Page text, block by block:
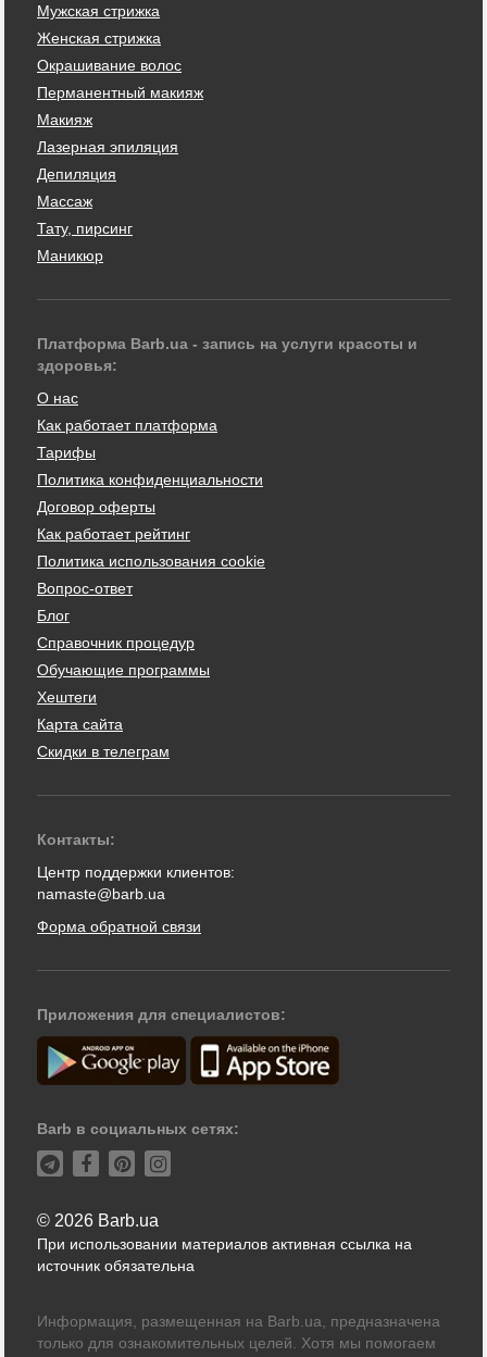
Мужская стрижка
Женская стрижка
Окрашивание волос
Перманентный макияж
Макияж
Лазерная эпиляция
Депиляция
Массаж
Тату, пирсинг
Маникюр
Платформа Barb.ua - запись на услуги красоты и
здоровья:
О нас
Как работает платформа
Тарифы
Политика конфиденциальности
Договор оферты
Как работает рейтинг
Политика использования cookie
Вопрос-ответ
Блог
Справочник процедур
Обучающие программы
Хештеги
Карта сайта
Скидки в телеграм
Контакты:
Центр поддержки клиентов:
namaste@barb.ua
Форма обратной связи
Приложения для специалистов:
Barb в социальных сетях:
© 2026 Barb.ua
При использовании материалов активная ссылка на
источник обязательна
Информация, размещенная на Barb.ua, предназначена
только для ознакомительных целей. Хотя мы помогаем